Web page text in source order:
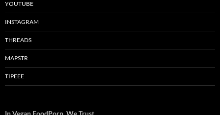
YOUTUBE
INSTAGRAM
THREADS
MAPSTR
TIPEEE